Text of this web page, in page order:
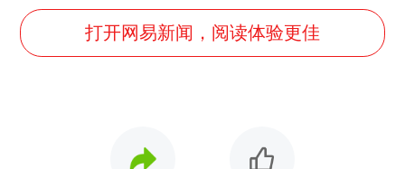
打开网易新闻，阅读体验更佳